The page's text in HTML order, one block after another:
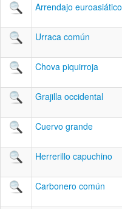
Arrendajo euroasiático
Urraca común
Chova piquirroja
Grajilla occidental
Cuervo grande
Herrerillo capuchino
Carbonero común